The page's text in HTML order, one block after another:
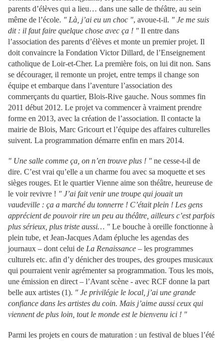
parents d’élèves qui a lieu… dans une salle de théâtre, au sein
même de l’école. " Là, j’ai eu un choc ", avoue-t-il. " Je me suis
dit : il faut faire quelque chose avec ça ! " Il entre dans
l’association des parents d’élèves et monte un premier projet. Il
doit convaincre la Fondation Victor Dillard, de l’Enseignement
catholique de Loir-et-Cher. La première fois, on lui dit non. Sans
se décourager, il remonte un projet, entre temps il change son
équipe et embarque dans l’aventure l’association des
commerçants du quartier, Blois-Rive gauche. Nous sommes fin
2011 début 2012. Le projet va commencer à vraiment prendre
forme en 2013, avec la création de l’association. Il contacte la
mairie de Blois, Marc Gricourt et l’équipe des affaires culturelles
suivent. La programmation démarre enfin en mars 2014.
" Une salle comme ça, on n’en trouve plus ! " ne cesse-t-il de
dire. C’est vrai qu’elle a un charme fou avec sa moquette et ses
sièges rouges. Et le quartier Vienne aime son théâtre, heureuse de
le voir revivre ! " J’ai fait venir une troupe qui jouait un
vaudeville : ça a marché du tonnerre ! C’était plein ! Les gens
apprécient de pouvoir rire un peu au théâtre, ailleurs c’est parfois
plus sérieux, plus triste aussi… " Le bouche à oreille fonctionne à
plein tube, et Jean-Jacques Adam épluche les agendas des
journaux – dont celui de La Renaissance – les programmes
culturels etc. afin d’y dénicher des troupes, des groupes musicaux
qui pourraient venir agrémenter sa programmation. Tous les mois,
une émission en direct – l’Avant scène - avec RCF donne la part
belle aux artistes (1). " Je privilégie le local, j’ai une grande
confiance dans les artistes du coin. Mais j’aime aussi ceux qui
viennent de plus loin, tout le monde est le bienvenu ici ! "
Parmi les projets en cours de maturation : un festival de blues l’été